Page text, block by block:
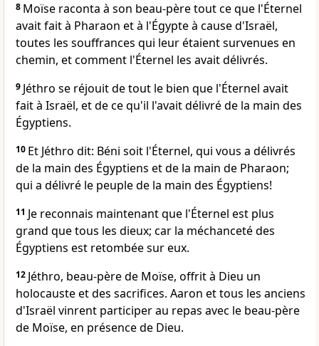
8 Moïse raconta à son beau-père tout ce que l'Éternel
avait fait à Pharaon et à l'Égypte à cause d'Israël,
toutes les souffrances qui leur étaient survenues en
chemin, et comment l'Éternel les avait délivrés.
9 Jéthro se réjouit de tout le bien que l'Éternel avait
fait à Israël, et de ce qu'il l'avait délivré de la main des
Égyptiens.
10 Et Jéthro dit: Béni soit l'Éternel, qui vous a délivrés
de la main des Égyptiens et de la main de Pharaon;
qui a délivré le peuple de la main des Égyptiens!
11 Je reconnais maintenant que l'Éternel est plus
grand que tous les dieux; car la méchanceté des
Égyptiens est retombée sur eux.
12 Jéthro, beau-père de Moïse, offrit à Dieu un
holocauste et des sacrifices. Aaron et tous les anciens
d'Israël vinrent participer au repas avec le beau-père
de Moïse, en présence de Dieu.